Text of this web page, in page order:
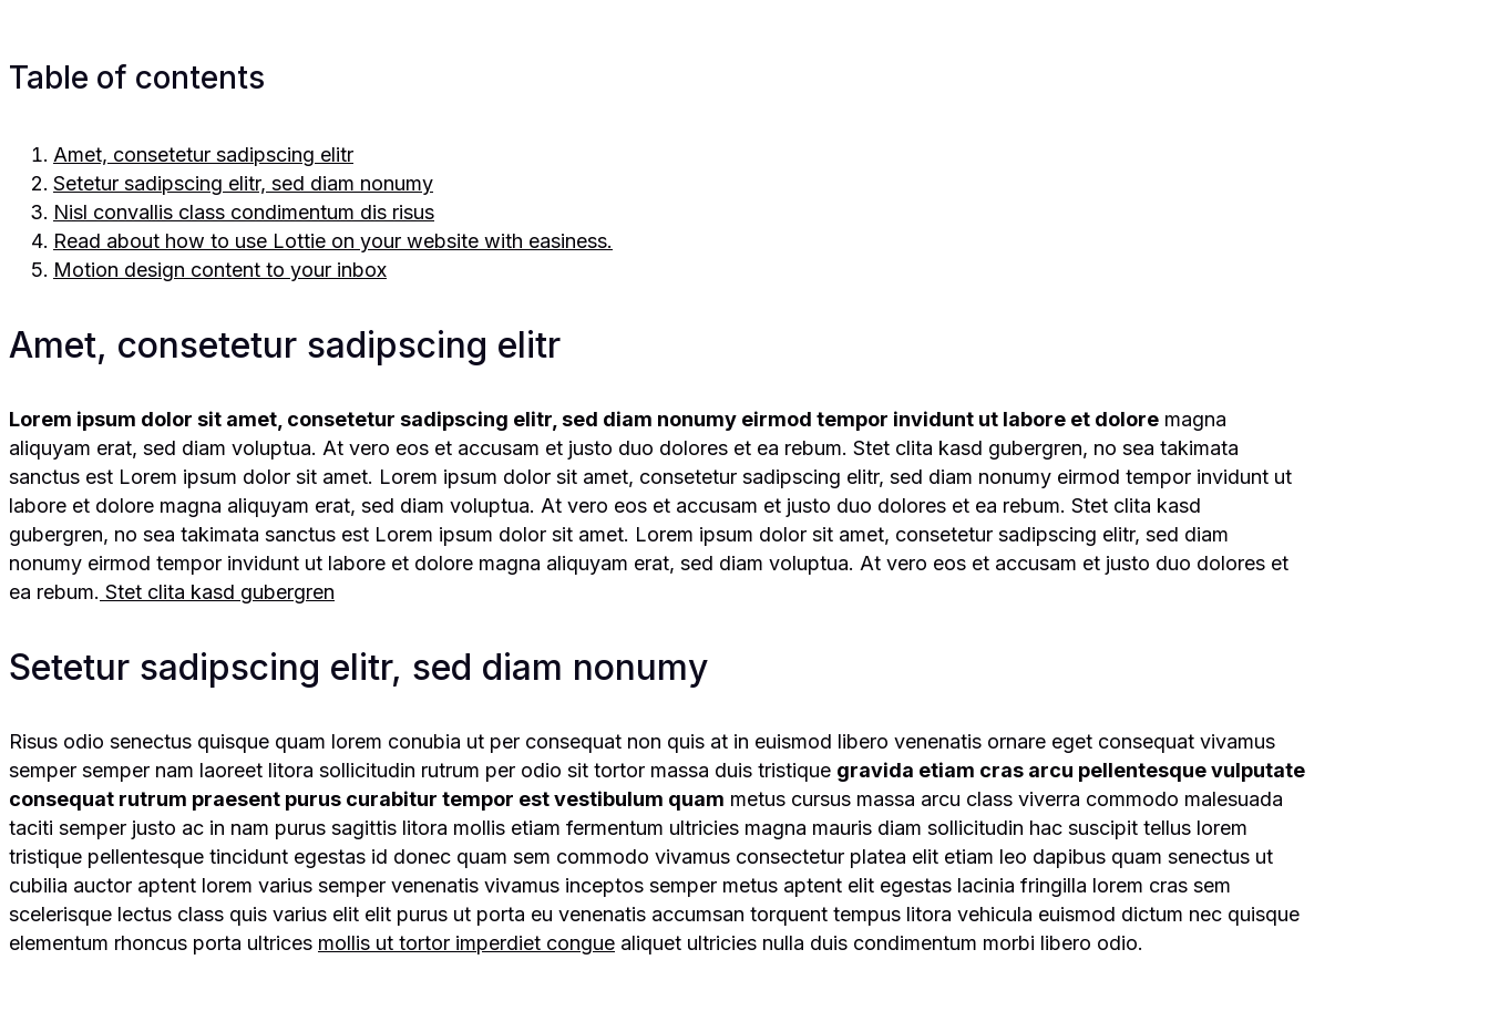
Table of contents
Amet, consetetur sadipscing elitr
Setetur sadipscing elitr, sed diam nonumy
Nisl convallis class condimentum dis risus
Read about how to use Lottie on your website with easiness.
Motion design content to your inbox
Amet, consetetur sadipscing elitr
Lorem ipsum dolor sit amet, consetetur sadipscing elitr, sed diam nonumy eirmod tempor invidunt ut labore et dolore magna
aliquyam erat, sed diam voluptua. At vero eos et accusam et justo duo dolores et ea rebum. Stet clita kasd gubergren, no sea takimata
sanctus est Lorem ipsum dolor sit amet. Lorem ipsum dolor sit amet, consetetur sadipscing elitr, sed diam nonumy eirmod tempor invidunt ut
labore et dolore magna aliquyam erat, sed diam voluptua. At vero eos et accusam et justo duo dolores et ea rebum. Stet clita kasd
gubergren, no sea takimata sanctus est Lorem ipsum dolor sit amet. Lorem ipsum dolor sit amet, consetetur sadipscing elitr, sed diam
nonumy eirmod tempor invidunt ut labore et dolore magna aliquyam erat, sed diam voluptua. At vero eos et accusam et justo duo dolores et
ea rebum. Stet clita kasd gubergren
Setetur sadipscing elitr, sed diam nonumy
Risus odio senectus quisque quam lorem conubia ut per consequat non quis at in euismod libero venenatis ornare eget consequat vivamus
semper semper nam laoreet litora sollicitudin rutrum per odio sit tortor massa duis tristique gravida etiam cras arcu pellentesque vulputate
consequat rutrum praesent purus curabitur tempor est vestibulum quam metus cursus massa arcu class viverra commodo malesuada
taciti semper justo ac in nam purus sagittis litora mollis etiam fermentum ultricies magna mauris diam sollicitudin hac suscipit tellus lorem
tristique pellentesque tincidunt egestas id donec quam sem commodo vivamus consectetur platea elit etiam leo dapibus quam senectus ut
cubilia auctor aptent lorem varius semper venenatis vivamus inceptos semper metus aptent elit egestas lacinia fringilla lorem cras sem
scelerisque lectus class quis varius elit elit purus ut porta eu venenatis accumsan torquent tempus litora vehicula euismod dictum nec quisque
elementum rhoncus porta ultrices mollis ut tortor imperdiet congue aliquet ultricies nulla duis condimentum morbi libero odio.